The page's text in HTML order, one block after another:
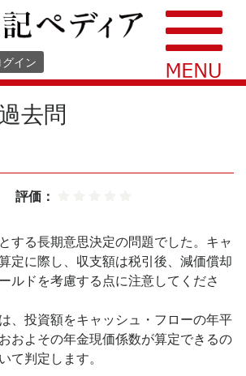
グイン
去問
評価：
する長期意思決定の問題でした。キャ
定に際し、収支額は税引後、減価償却
ルドを考慮する点に注意してくださ
、投資額をキャッシュ・フローの年平
およその年金現価係数が算定できるの
て判定します。